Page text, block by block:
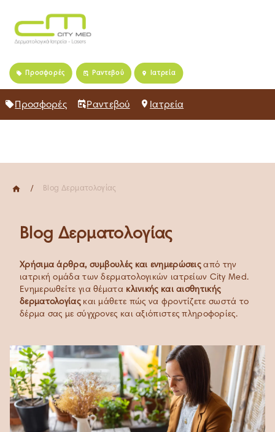
Πρόσωπο Σώμα Κλινική Δερματολογία
Καριέρα Νέα Blog
Προσφορές Ραντεβού Ιατρεία
Προσφορές Ραντεβού Ιατρεία
Blog Δερματολογίας
Blog Δερματολογίας
Χρήσιμα άρθρα, συμβουλές και ενημερώσειςαπό την
ιατρική ομάδα των δερματολογικών ιατρείων City Med.
Ενημερωθείτε για θέματα κλινικής και αισθητικής
δερματολογίαςκαι μάθετε πώς να φροντίζετε σωστά το
δέρμα σας με σύγχρονες και αξιόπιστες πληροφορίες.